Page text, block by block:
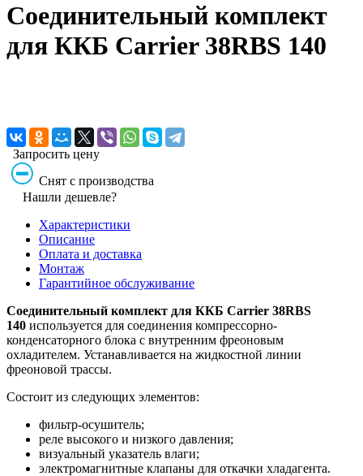
Соединительный комплект
для ККБ Carrier 38RBS 140
Запросить цену
Снят с производства
Нашли дешевле?
Характеристики
Описание
Оплата и доставка
Монтаж
Гарантийное обслуживание
Соединительный комплект для ККБ Carrier 38RBS
140 используется для соединения компрессорно-
конденсаторного блока с внутренним фреоновым
охладителем. Устанавливается на жидкостной линии
фреоновой трассы.
Состоит из следующих элементов:
фильтр-осушитель;
реле высокого и низкого давления;
визуальный указатель влаги;
электромагнитные клапаны для откачки хладагента.